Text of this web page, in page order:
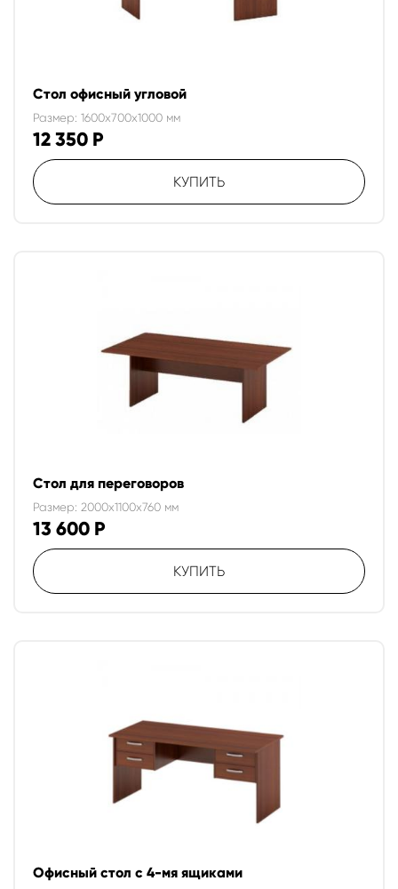
Стол офисный угловой
Размер: 1600x700x1000 мм
12 350 Р
КУПИТЬ
Стол для переговоров
Размер: 2000x1100x760 мм
13 600 Р
КУПИТЬ
Офисный стол с 4-мя ящиками